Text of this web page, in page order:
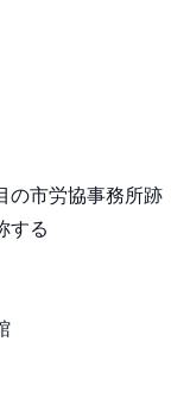
学
の市労協事務所跡
館と改称する